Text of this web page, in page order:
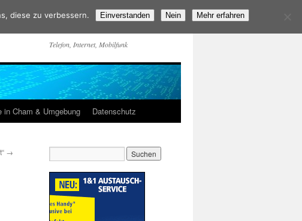
Telefon, Internet, Mobilfunk
in Cham & Umgebung Datenschutz
→
diese zu verbessern. Einverstanden Nein Mehr erfahren